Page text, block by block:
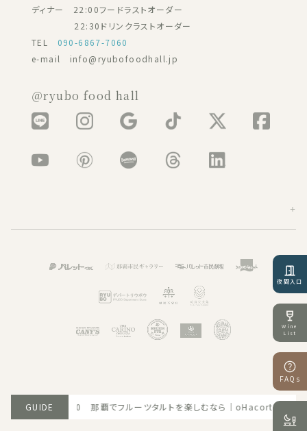
夜間入口
Wine
List
FAQs
ディナー 22:00フードラストオーダー
22:30ドリンクラストオーダー
TEL 090-6867-7060
e-mail info@ryubofoodhall.jp
＠ryubo food hall
GUIDE
那覇でフルーツタルトを楽しむなら｜oHacorté fruit tableへ